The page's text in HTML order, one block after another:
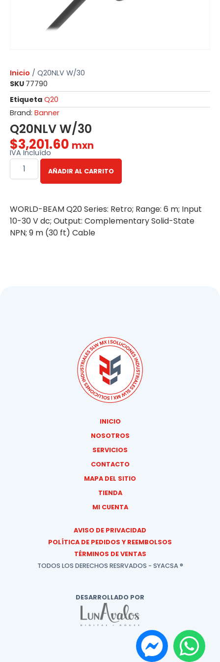
Inicio / Q20NLV W/30
SKU 77790
Etiqueta Q20
Brand: Banner
Q20NLV W/30
$3,201.60 mxn
IVA Incluído
AÑADIR AL CARRITO
WORLD-BEAM Q20 Series: Retro; Range: 6 m; Input
10-30 V dc; Output: Complementary Solid-State
NPN; 9 m (30 ft) Cable
INICIO
NOSOTROS
SERVICIOS
CONTACTO
MAPA DEL SITIO
TIENDA
MI CUENTA
AVISO DE PRIVACIDAD
POLÍTICA DE PEDIDOS Y REEMBOLSOS
TÉRMINOS DE VENTAS
TODOS LOS DERECHOS RESRVADOS - SYACSA ®
DESARROLLADO POR